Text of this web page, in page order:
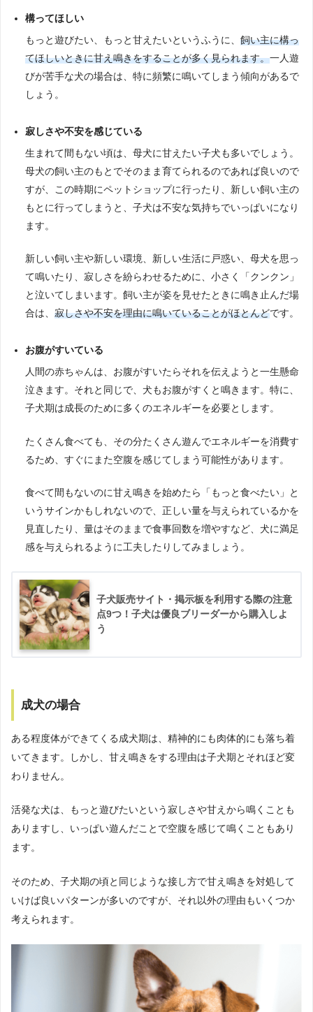
構ってほしい
もっと遊びたい、もっと甘えたいというふうに、飼い主に構っ
てほしいときに甘え鳴きをすることが多く見られます。一人遊
びが苦手な犬の場合は、特に頻繁に鳴いてしまう傾向があるで
しょう。
寂しさや不安を感じている
生まれて間もない頃は、母犬に甘えたい子犬も多いでしょう。
母犬の飼い主のもとでそのまま育てられるのであれば良いので
すが、この時期にペットショップに行ったり、新しい飼い主の
もとに行ってしまうと、子犬は不安な気持ちでいっぱいになり
ます。
新しい飼い主や新しい環境、新しい生活に戸惑い、母犬を思っ
て鳴いたり、寂しさを紛らわせるために、小さく「クンクン」
と泣いてしまいます。飼い主が姿を見せたときに鳴き止んだ場
合は、寂しさや不安を理由に鳴いていることがほとんどです。
お腹がすいている
人間の赤ちゃんは、お腹がすいたらそれを伝えようと一生懸命
泣きます。それと同じで、犬もお腹がすくと鳴きます。特に、
子犬期は成長のために多くのエネルギーを必要とします。
たくさん食べても、その分たくさん遊んでエネルギーを消費す
るため、すぐにまた空腹を感じてしまう可能性があります。
食べて間もないのに甘え鳴きを始めたら「もっと食べたい」と
いうサインかもしれないので、正しい量を与えられているかを
見直したり、量はそのままで食事回数を増やすなど、犬に満足
感を与えられるように工夫したりしてみましょう。
子犬販売サイト・掲示板を利用する際の注意
点9つ！子犬は優良ブリーダーから購入しよ
う
成犬の場合
ある程度体ができてくる成犬期は、精神的にも肉体的にも落ち着
いてきます。しかし、甘え鳴きをする理由は子犬期とそれほど変
わりません。
活発な犬は、もっと遊びたいという寂しさや甘えから鳴くことも
ありますし、いっぱい遊んだことで空腹を感じて鳴くこともあり
ます。
そのため、子犬期の頃と同じような接し方で甘え鳴きを対処して
いけば良いパターンが多いのですが、それ以外の理由もいくつか
考えられます。